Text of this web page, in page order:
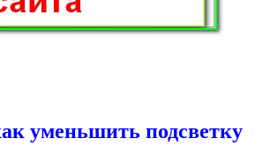
уменьшить подсветку